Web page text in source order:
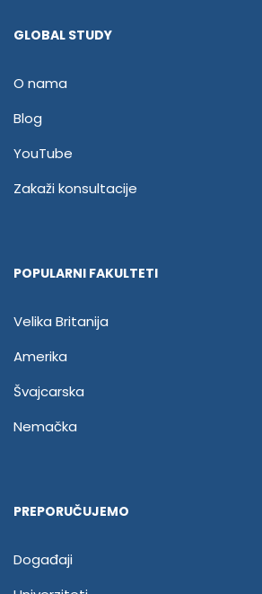
GLOBAL STUDY
O nama
Blog
YouTube
Zakaži konsultacije
POPULARNI FAKULTETI
Velika Britanija
Amerika
Švajcarska
Nemačka
PREPORUČUJEMO
Događaji